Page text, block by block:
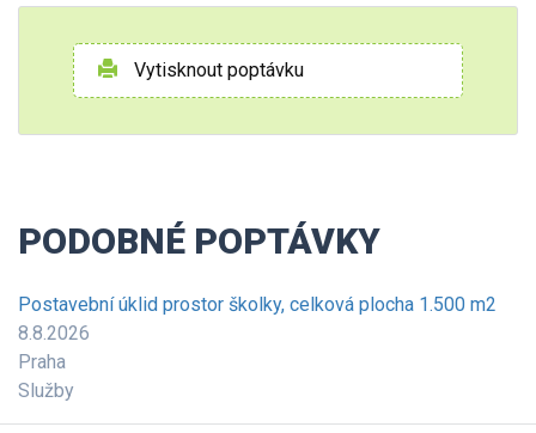
Vytisknout poptávku
PODOBNÉ POPTÁVKY
Postavební úklid prostor školky, celková plocha 1.500 m2
8.8.2026
Praha
Služby